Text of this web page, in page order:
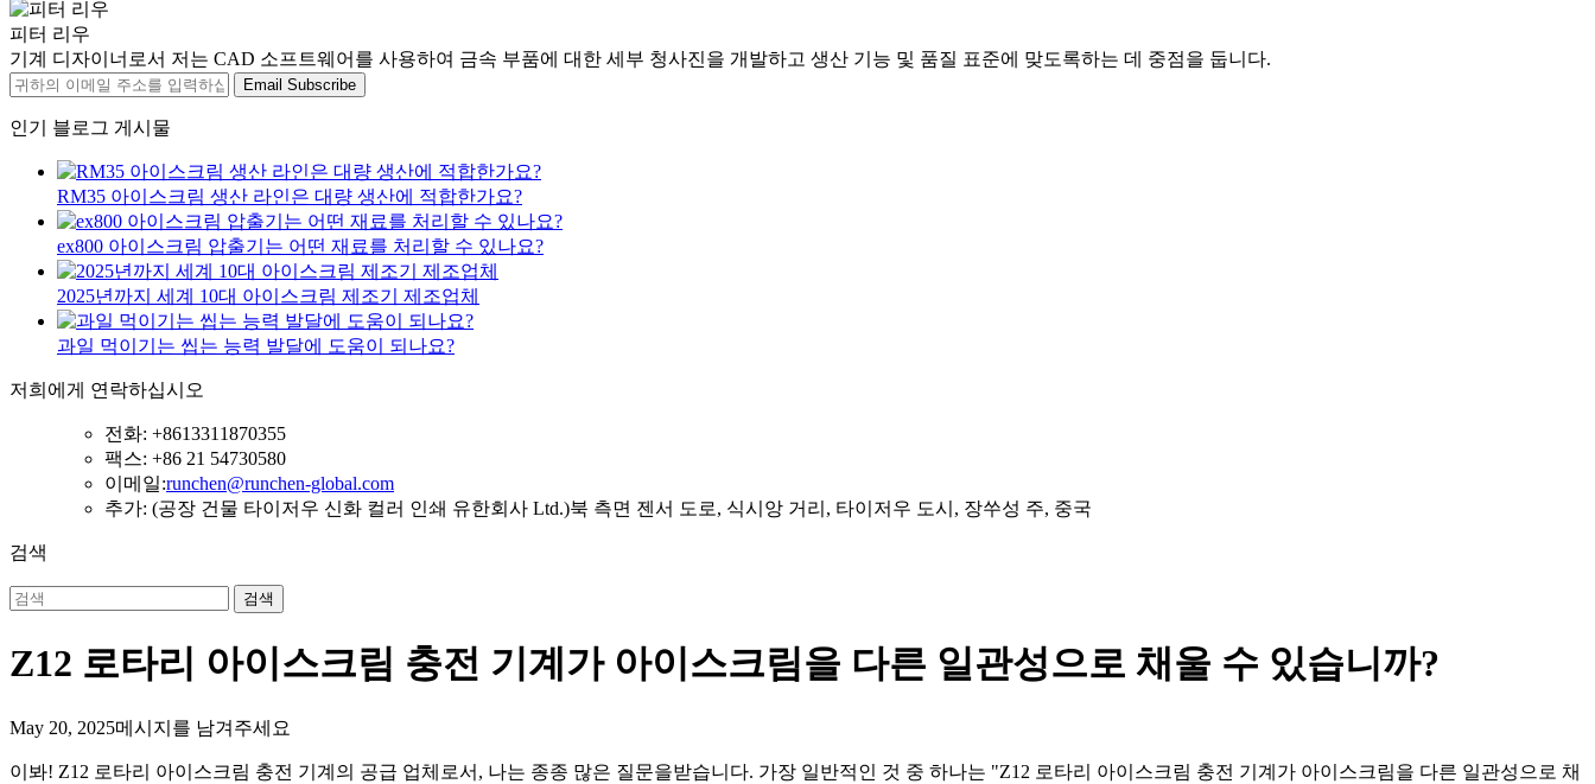
피터 리우
기계 디자이너로서 저는 CAD 소프트웨어를 사용하여 금속 부품에 대한 세부 청사진을 개발하고 생산 기능 및 품질 표준에 맞도록하는 데 중점을 둡니다.
Email Subscribe
인기 블로그 게시물
RM35 아이스크림 생산 라인은 대량 생산에 적합한가요?
ex800 아이스크림 압출기는 어떤 재료를 처리할 수 있나요?
2025년까지 세계 10대 아이스크림 제조기 제조업체
과일 먹이기는 씹는 능력 발달에 도움이 되나요?
저희에게 연락하십시오
전화: +8613311870355
팩스: +86 21 54730580
이메일:runchen@runchen-global.com
추가: (공장 건물 타이저우 신화 컬러 인쇄 유한회사 Ltd.)북 측면 젠서 도로, 식시앙 거리, 타이저우 도시, 장쑤성 주, 중국
검색
검색
Z12 로타리 아이스크림 충전 기계가 아이스크림을 다른 일관성으로 채울 수 있습니까?
May 20, 2025메시지를 남겨주세요
이봐! Z12 로타리 아이스크림 충전 기계의 공급 업체로서, 나는 종종 많은 질문을받습니다. 가장 일반적인 것 중 하나는 "Z12 로타리 아이스크림 충전 기계가 아이스크림을 다른 일관성으로 채